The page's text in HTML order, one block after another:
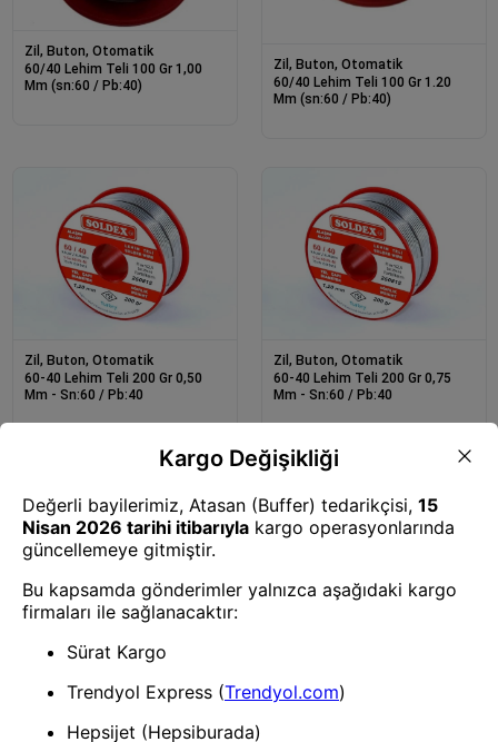
Zil, Buton, Otomatik
60/40 Lehim Teli 100 Gr 1,00
Mm (sn:60 / Pb:40)
Zil, Buton, Otomatik
60/40 Lehim Teli 100 Gr 1.20
Mm (sn:60 / Pb:40)
Zil, Buton, Otomatik
60-40 Lehim Teli 200 Gr 0,50
Mm - Sn:60 / Pb:40
Zil, Buton, Otomatik
60-40 Lehim Teli 200 Gr 0,75
Mm - Sn:60 / Pb:40
Zil, Buton, Otomatik
Sn:60 / Pb:40
- Sn:60 / Pb:40